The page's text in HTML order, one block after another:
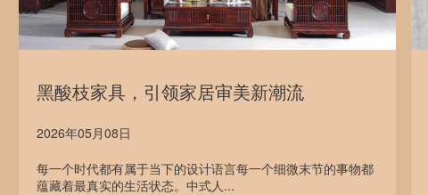
黑酸枝家具，引领家居审美新潮流
2026年05月08日
每一个时代都有属于当下的设计语言每一个细微末节的事物都
蕴藏着最真实的生活状态。中式人...